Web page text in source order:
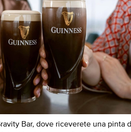
Bar, dove riceverete una pinta